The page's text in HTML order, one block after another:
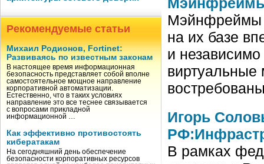
Рекомендуемые статьи
Михаил Родионов, Fortinet:
Развиваясь по известным законам
В настоящее время информационная
безопасность представляет собой вполне
самостоятельное мощное направление
корпоративной автоматизации.
Естественно, что в таких условиях
направление это все теснее связывается
с вопросами прикладной
информационной …
Как эффективно противостоять
кибератакам
На сегодняшний день обеспечение
безопасности корпоративных ресурсов
Мэйнфреймы
на их базе
и
виртуальные
Игорь
В рамках